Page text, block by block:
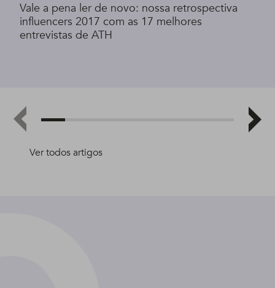
Ver todos artigos
Vale a pena ler de novo: nossa retrospectiva
influencers 2017 com as 17 melhores
entrevistas de ATH